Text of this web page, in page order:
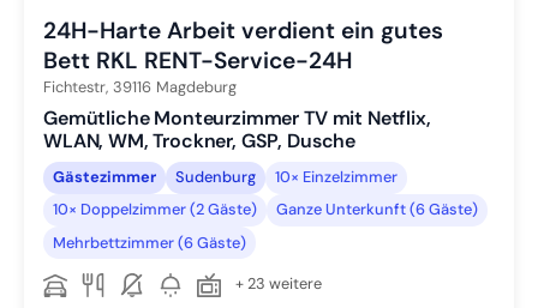
24H-Harte Arbeit verdient ein gutes
Bett RKL RENT-Service-24H
Fichtestr, 39116 Magdeburg
Gemütliche Monteurzimmer TV mit Netflix,
WLAN, WM, Trockner, GSP, Dusche
Gästezimmer Sudenburg
10× Einzelzimmer
10× Doppelzimmer (2 Gäste)
Ganze Unterkunft (6 Gäste)
Mehrbettzimmer (6 Gäste)
+ 23 weitere